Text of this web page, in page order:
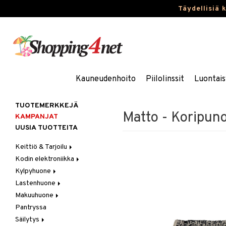
Täydellisiä
Kauneudenhoito Piilolinssit
Matto -
TUOTEMERKKEJÄ
KAMPANJAT
UUSIA TUOTTEITA
Keittiö & Tarjoilu
Aterimet
Kannut & Karahvit
Keittiösäilytys
Keittiötekstiilit
Keittiövälineet
Kodinkoneet
Kodin elektroniikka
Ääni
Kylpyhuone
Kylpyhuoneen sisustus
Kylpyhuoneen tarvikkeita
Kylpyhuoneen tekstiilit
Lastenhuone
Kylpyhuoneen koristelu
Lasten huonekalut
Lasten lamput
Makuuhuone
Huovat & Saalit
Koristetyynyt
Pantryssa
Säilytys